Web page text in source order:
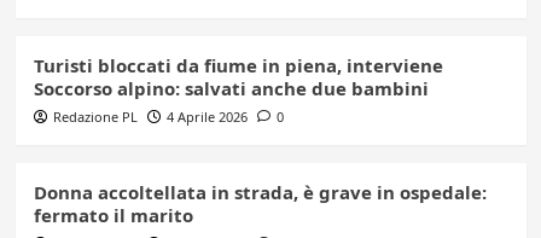
Turisti bloccati da fiume in piena, interviene
Soccorso alpino: salvati anche due bambini
Redazione PL 4 Aprile 2026 0
Donna accoltellata in strada, è grave in ospedale:
fermato il marito